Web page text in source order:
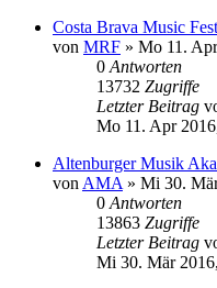
Costa Brava Music
von MRF » Mo 11.
0 Antworten
13732 Zugriffe
Letzter Beitrag
Mo 11. Apr
Altenburger Musik
von AMA » Mi 30.
0 Antworten
13863 Zugriffe
Letzter Beitrag
Mi 30. Mär